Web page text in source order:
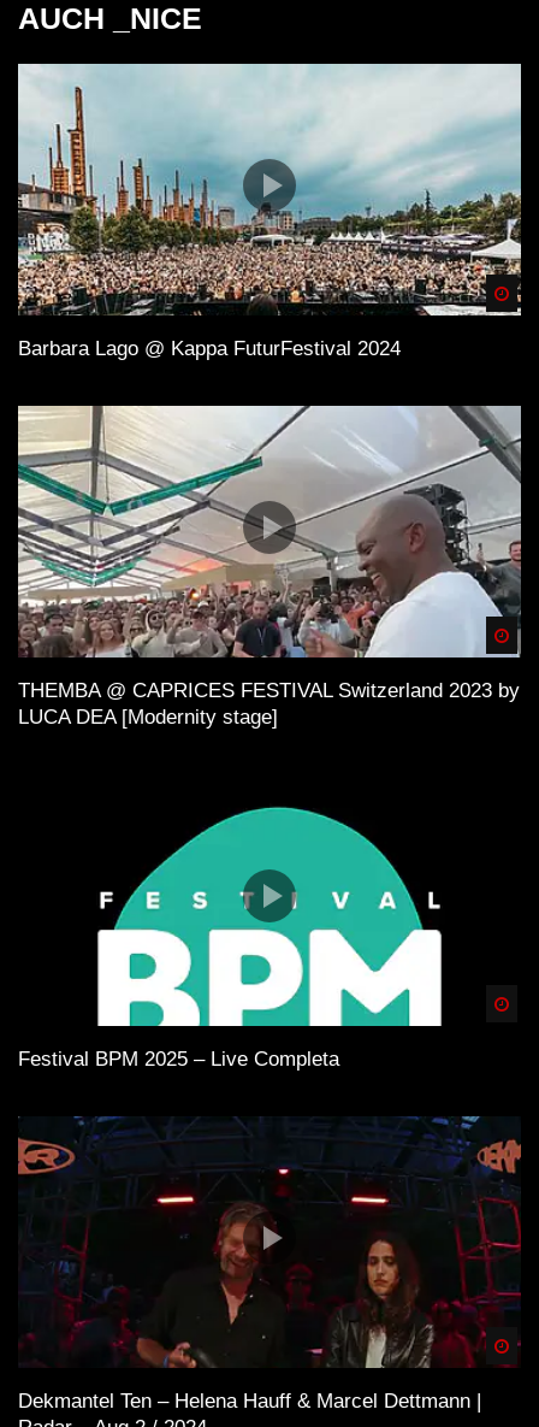
AUCH _NICE
Barbara Lago @ Kappa FuturFestival 2024
THEMBA @ CAPRICES FESTIVAL Switzerland 2023 by
LUCA DEA [Modernity stage]
Festival BPM 2025 – Live Completa
Dekmantel Ten – Helena Hauff & Marcel Dettmann |